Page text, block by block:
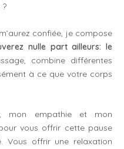
confiée, je compose
nulle part ailleurs: le
combine différentes
à ce que votre corps
mon empathie et mon
vous offrir cette pause
Vous offrir une relaxation